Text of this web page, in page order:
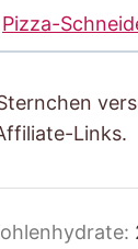
Pizza-
Links.